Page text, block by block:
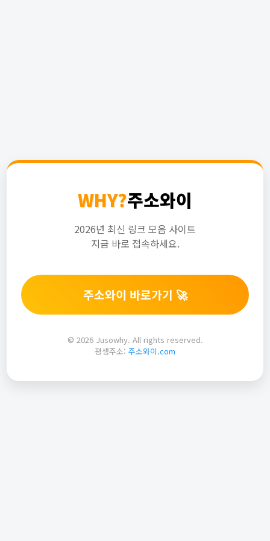
WHY?주소와이
2026년 최신 링크 모음 사이트
지금 바로 접속하세요.
주소와이 바로가기 🚀
© 2026 Jusowhy. All rights reserved.
평생주소: 주소와이.com